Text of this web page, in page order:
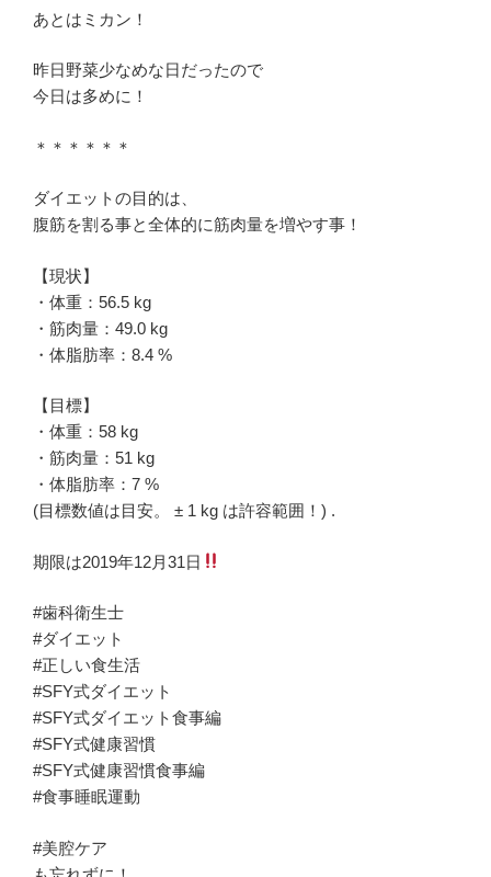
あとはミカン！
昨日野菜少なめな日だったので
今日は多めに！
＊＊＊＊＊＊
ダイエットの目的は、
腹筋を割る事と全体的に筋肉量を増やす事！
【現状】
・体重：56.5 kg
・筋肉量：49.0 kg
・体脂肪率：8.4 %
【目標】
・体重：58 kg
・筋肉量：51 kg
・体脂肪率：7 %
(目標数値は目安。 ± 1 kg は許容範囲！) .
期限は2019年12月31日
#歯科衛生士
#ダイエット
#正しい食生活
#SFY式ダイエット
#SFY式ダイエット食事編
#SFY式健康習慣
#SFY式健康習慣食事編
#食事睡眠運動
#美腔ケア